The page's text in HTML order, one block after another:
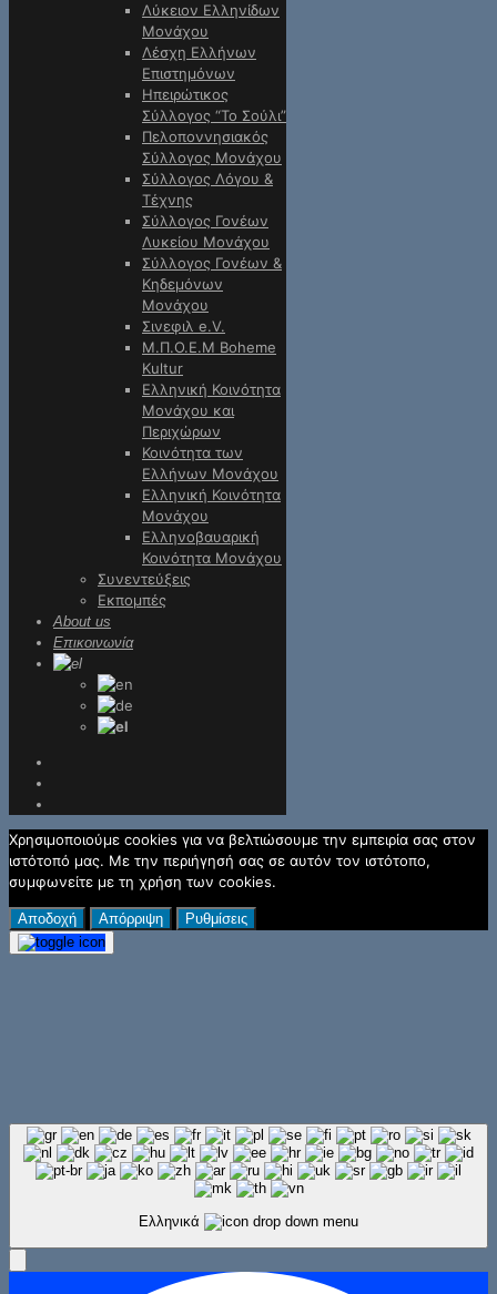
Λύκειον Ελληνίδων
Μονάχου
Λέσχη Ελλήνων
Επιστημόνων
Ηπειρώτικος
Σύλλογος “Το Σούλι”
Πελοποννησιακός
Σύλλογος Μονάχου
Σύλλογος Λόγου &
Τέχνης
Σύλλογος Γονέων
Λυκείου Μονάχου
Σύλλογος Γονέων &
Κηδεμόνων
Μονάχου
Σινεφιλ e.V.
Μ.Π.Ο.Ε.Μ Boheme
Kultur
Ελληνική Κοινότητα
Μονάχου και
Περιχώρων
Κοινότητα των
Ελλήνων Μονάχου
Ελληνική Κοινότητα
Μονάχου
Ελληνοβαυαρική
Κοινότητα Μονάχου
Συνεντεύξεις
Εκπομπές
About us
Επικοινωνία
Χρησιμοποιούμε cookies για να βελτιώσουμε την εμπειρία σας στον
ιστότοπό μας. Με την περιήγησή σας σε αυτόν τον ιστότοπο,
συμφωνείτε με τη χρήση των cookies.
Αποδοχή Απόρριψη Ρυθμίσεις
Ελληνικά